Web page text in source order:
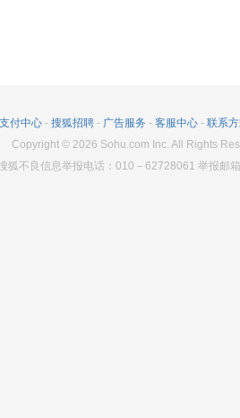
支付中心 - 搜狐招聘 - 广告服务 - 客服中心 - 联系
Copyright © 2026 Sohu.com Inc. All Rights
狐不良信息举报电话：010－62728061 举报邮箱